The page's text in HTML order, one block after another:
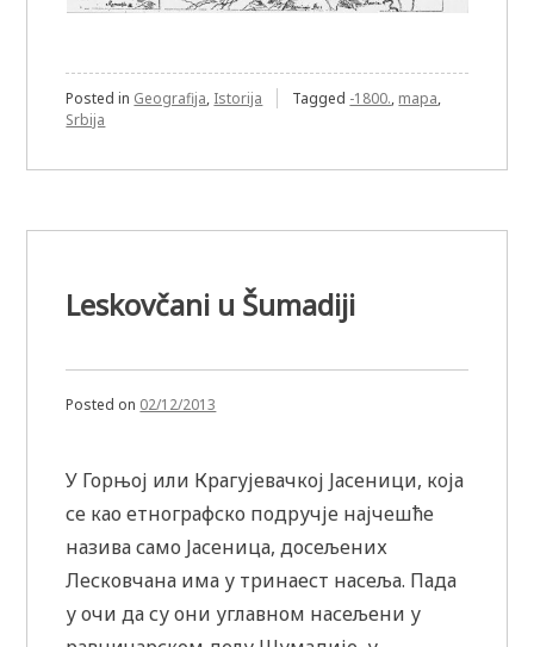
Posted in Geografija, Istorija Tagged -1800., mapa,
Srbija
Leskovčani u Šumadiji
Posted on 02/12/2013
У Горњој или Крагујевачкој Јасеници, која
се као етнографско подручје најчешће
назива само Јасеница, досељених
Лесковчана има у тринаест насеља. Пада
у очи да су они углавном насељени у